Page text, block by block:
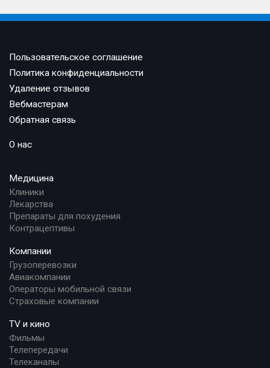
Пользовательское соглашение
Политика конфиденциальности
Удаление отзывов
Вебмастерам
Обратная связь
О нас
Медицина
Клиники
Лекарства
Препараты для похудения
Контрацептивы
Компании
Грузоперевозки
Авиакомпании
Операторы мобильной связи
Страховые компании
TV и кино
Фильмы
Телепередачи
Телеканалы